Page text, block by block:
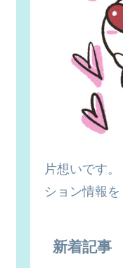
片想いです
ション情報を
新着記事